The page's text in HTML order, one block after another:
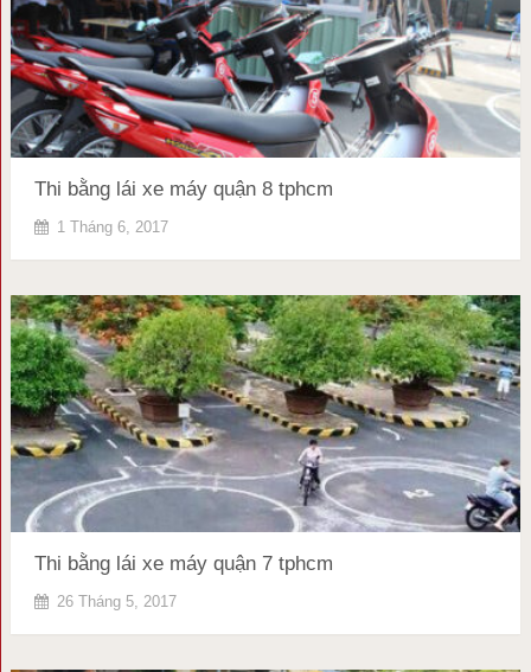
Thi bằng lái xe máy quận 8 tphcm
1 Tháng 6, 2017
Thi bằng lái xe máy quận 7 tphcm
26 Tháng 5, 2017